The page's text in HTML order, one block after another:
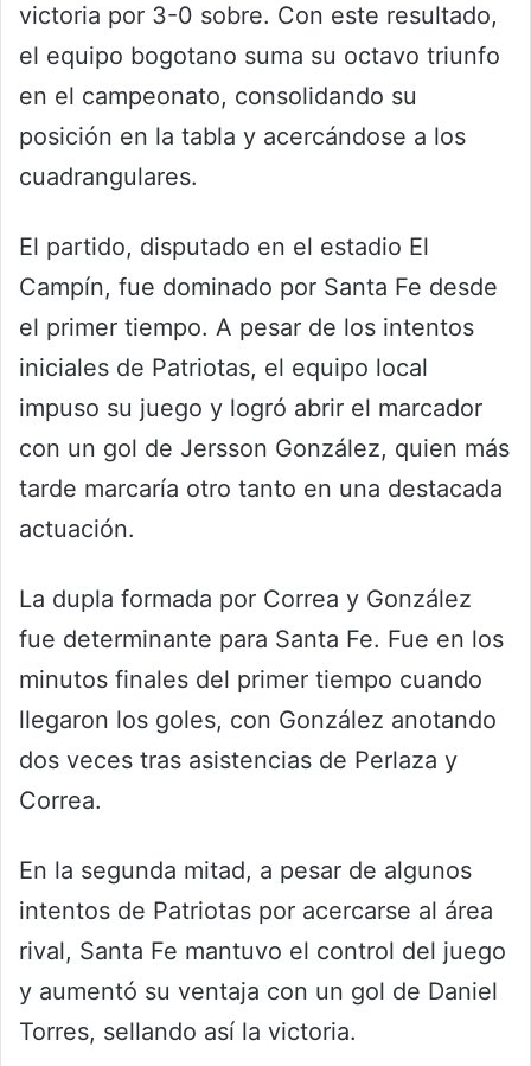
victoria por 3-0 sobre. Con este resultado,
el equipo bogotano suma su octavo triunfo
en el campeonato, consolidando su
posición en la tabla y acercándose a los
cuadrangulares.
El partido, disputado en el estadio El
Campín, fue dominado por Santa Fe desde
el primer tiempo. A pesar de los intentos
iniciales de Patriotas, el equipo local
impuso su juego y logró abrir el marcador
con un gol de Jersson González, quien más
tarde marcaría otro tanto en una destacada
actuación.
La dupla formada por Correa y González
fue determinante para Santa Fe. Fue en los
minutos finales del primer tiempo cuando
llegaron los goles, con González anotando
dos veces tras asistencias de Perlaza y
Correa.
En la segunda mitad, a pesar de algunos
intentos de Patriotas por acercarse al área
rival, Santa Fe mantuvo el control del juego
y aumentó su ventaja con un gol de Daniel
Torres, sellando así la victoria.